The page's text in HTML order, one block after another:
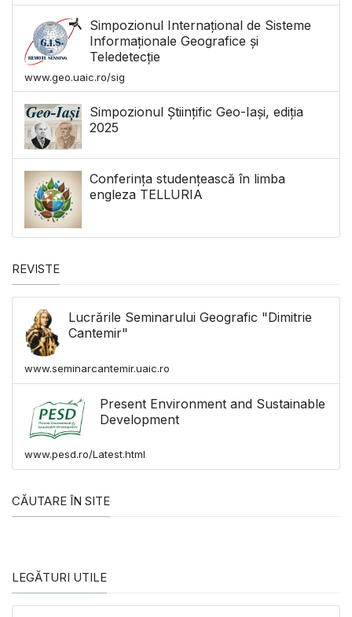
Simpozionul Internațional de Sisteme
Informaționale Geografice și
Teledetecție
www.geo.uaic.ro/sig
Simpozionul Științific Geo-Iași, ediția
2025
Conferința studențească în limba
engleza TELLURIA
REVISTE
Lucrările Seminarului Geografic "Dimitrie
Cantemir"
www.seminarcantemir.uaic.ro
Present Environment and Sustainable
Development
www.pesd.ro/Latest.html
CĂUTARE ÎN SITE
LEGĂTURI UTILE